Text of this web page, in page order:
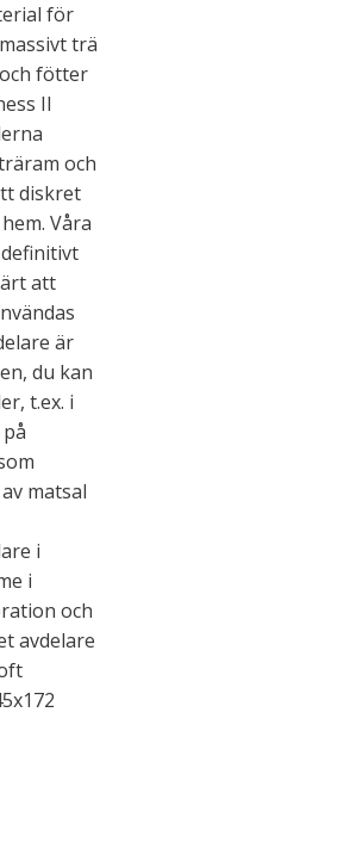
för
trä
fötter
II
och
diskret
Våra
att
är
du kan
t.ex. i
matsal
i
i
och
avdelare